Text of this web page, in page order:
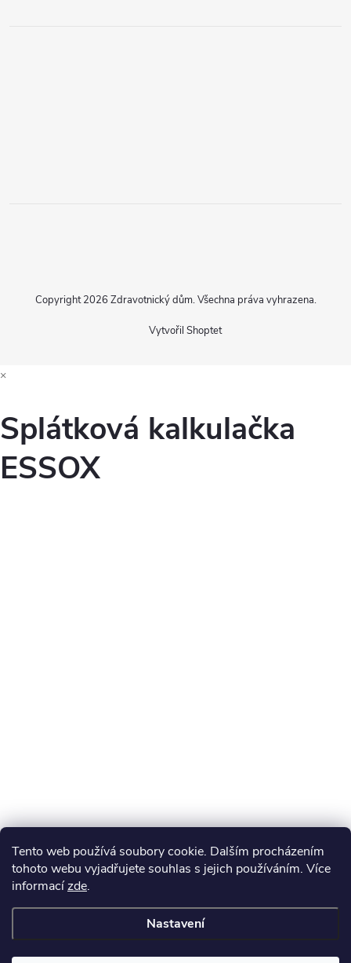
Tento web používá soubory cookie. Dalším procházením
tohoto webu vyjadřujete souhlas s jejich používáním. Více
informacízde.
Nastavení
Vytvořil Shoptet
Copyright 2026 Zdravotnický dům. Všechna práva vyhrazena.
×
Splátková kalkulačka
ESSOX